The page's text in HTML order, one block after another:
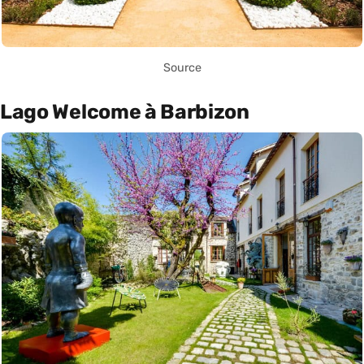
Source
Lago Welcome à Barbizon